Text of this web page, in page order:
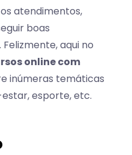
atendimentos,
boas
aqui no
online com
inúmeras temáticas
esporte, etc.